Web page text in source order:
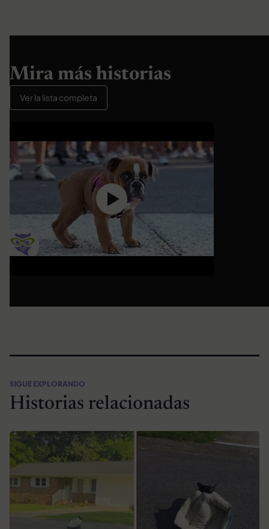
Mira más historias
Ver la lista completa
SIGUE EXPLORANDO
Historias relacionadas